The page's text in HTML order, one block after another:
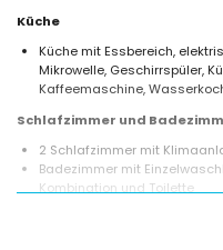
Küche
Küche mit Essbereich,
Mikrowelle, Geschirrspüler,
Kaffeemaschine,
Schlafzimmer und
2 Schlafzimmer mit
Badezimmer mit
Kombination und Toilette
Badezimmer mit